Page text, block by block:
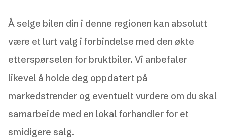
Å selge bilen din i denne regionen kan absolutt
være et lurt valg i forbindelse med den økte
etterspørselen for bruktbiler. Vi anbefaler
likevel å holde deg oppdatert på
markedstrender og eventuelt vurdere om du skal
samarbeide med en lokal forhandler for et
smidigere salg.